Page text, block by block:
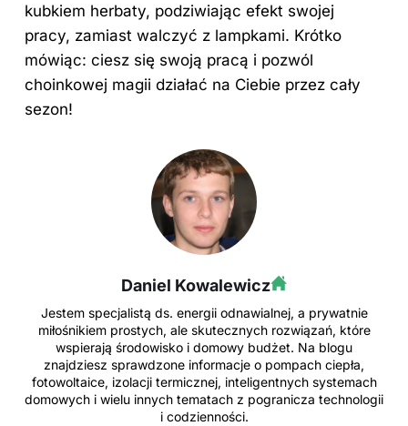
kubkiem herbaty, podziwiając efekt swojej
pracy, zamiast walczyć z lampkami. Krótko
mówiąc: ciesz się swoją pracą i pozwól
choinkowej magii działać na Ciebie przez cały
sezon!
Daniel Kowalewicz
Jestem specjalistą ds. energii odnawialnej, a prywatnie
miłośnikiem prostych, ale skutecznych rozwiązań, które
wspierają środowisko i domowy budżet. Na blogu
znajdziesz sprawdzone informacje o pompach ciepła,
fotowoltaice, izolacji termicznej, inteligentnych systemach
domowych i wielu innych tematach z pogranicza technologii
i codzienności.